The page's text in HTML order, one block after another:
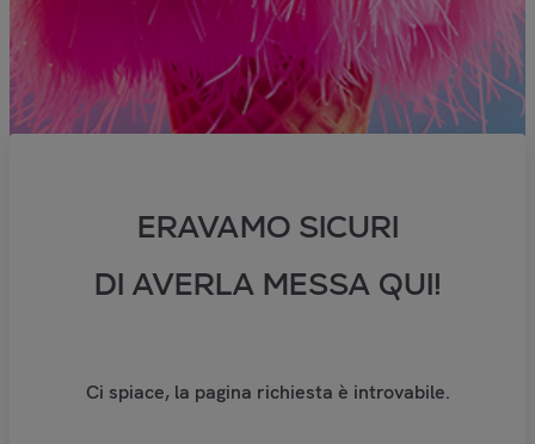
ERAVAMO SICURI
DI AVERLA MESSA QUI!
Ci spiace, la pagina richiesta è introvabile.